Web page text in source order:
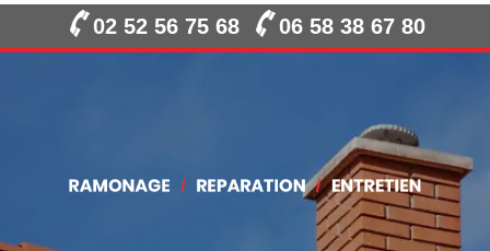
02 52 56 75 68 06 58 38 67 80